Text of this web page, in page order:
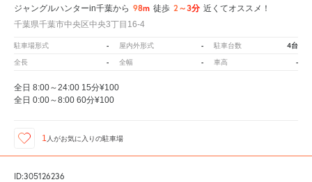
ジャングルハンターin千葉から 98m 徒歩 2～3分 近くてオススメ！
千葉県千葉市中央区中央3丁目16-4
駐車場形式 - 屋内外形式 - 駐車台数 4台
全長 - 全幅 - 車高 -
全日 8:00～24:00 15分¥100
全日 0:00～8:00 60分¥100
1 人がお気に入りの駐車場
ID:305126236